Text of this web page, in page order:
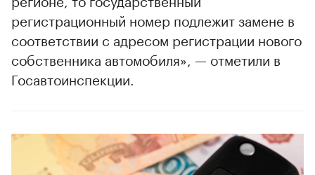
регистрационный номер подлежит замене в
соответствии с адресом регистрации нового
собственника автомобиля», — отметили в
Госавтоинспекции.